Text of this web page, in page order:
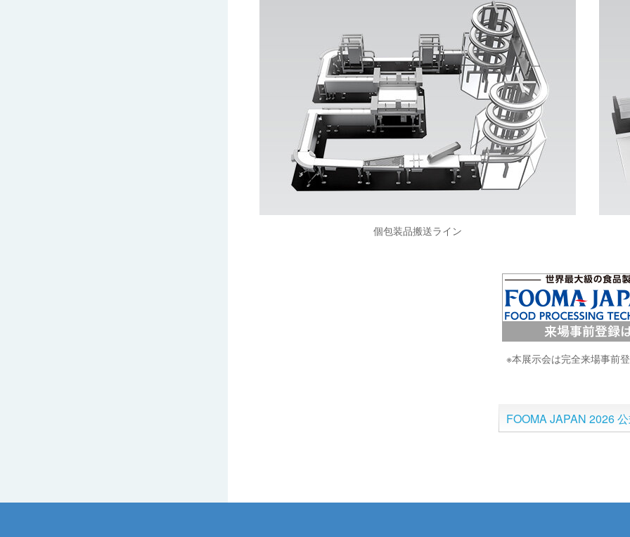
個包装品搬送ライン
※本展示会は完全来場事前
FOOMA JAPAN 2026